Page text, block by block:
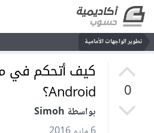
تطوير الواجهات الأمامية
0
كيف أتحكم في
Android؟
بواسطة Simoh